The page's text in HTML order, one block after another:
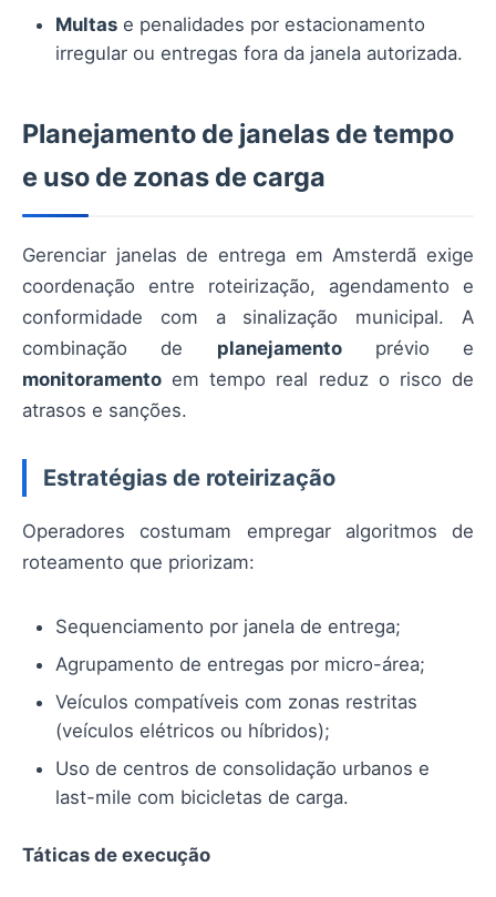
Multas e penalidades por estacionamento
irregular ou entregas fora da janela autorizada.
Planejamento de janelas de tempo
e uso de zonas de carga
Gerenciar janelas de entrega em Amsterdã exige
coordenação entre roteirização, agendamento e
conformidade com a sinalização municipal. A
combinação de planejamentoprévio e
monitoramento em tempo real reduz o risco de
atrasos e sanções.
Estratégias de roteirização
Operadores costumam empregar algoritmos de
roteamento que priorizam:
Sequenciamento por janela de entrega;
Agrupamento de entregas por micro-área;
Veículos compatíveis com zonas restritas
(veículos elétricos ou híbridos);
Uso de centros de consolidação urbanos e
last-mile com bicicletas de carga.
Táticas de execução